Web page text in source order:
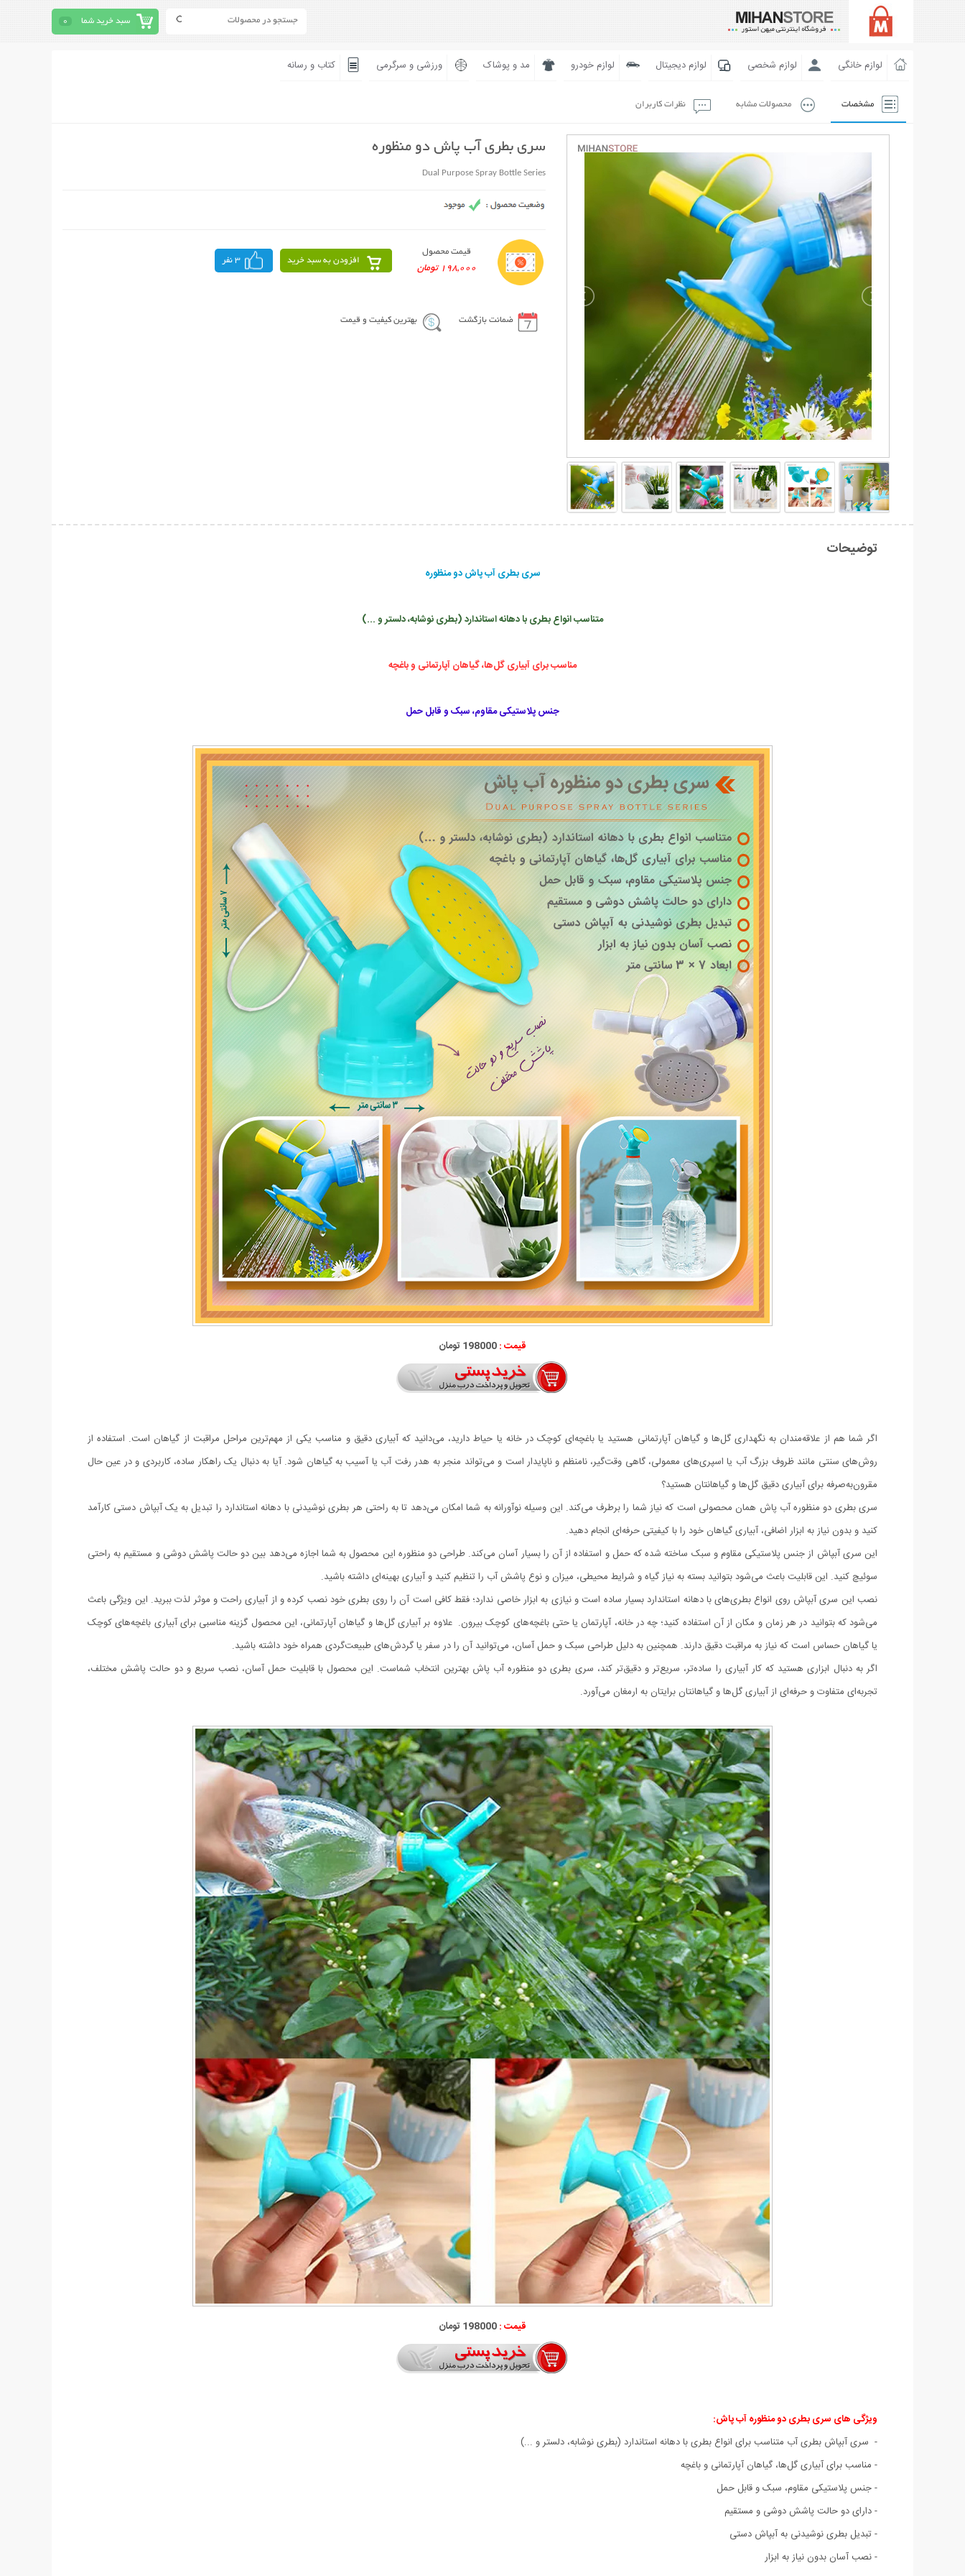
سبد خرید شما 0
لوازم خانگی لوازم شخصی لوازم دیجیتال لوازم خودرو مد و پوشاک ورزشی و سرگرمی کتاب و رسانه
مشخصات محصولات مشابه نظرات کاربران
سری بطری آب پاش دو منظوره
Dual Purpose Spray Bottle Series
قیمت محصول
198,000 تومان
افزودن به سبد خرید 3 نفر
ضمانت بازگشت بهترین کیفیت و قیمت
توضیحات
سری بطری آب پاش دو منظوره
متناسب انواع بطری با دهانه استاندارد (بطری نوشابه، دلستر و ...)
مناسب برای آبیاری گل‌ها، گیاهان آپارتمانی و باغچه
جنس پلاستیکی مقاوم، سبک و قابل حمل
قیمت :198000 تومان
اگر شما هم از علاقه‌مندان به نگهداری گل‌ها و گیاهان آپارتمانی هستید یا باغچه‌ای کوچک در خانه یا حیاط دارید، می‌دانید که آبیاری دقیق و مناسب یکی از مهم‌ترین مراحل مراقبت از گیاهان است. استفاده از
روش‌های سنتی مانند ظروف بزرگ آب یا اسپری‌های معمولی، گاهی وقت‌گیر، نامنظم و ناپایدار است و می‌تواند منجر به هدر رفت آب یا آسیب به گیاهان شود. آیا به دنبال یک راهکار ساده، کاربردی و در عین حال
مقرون‌به‌صرفه برای آبیاری دقیق گل‌ها و گیاهانتان هستید؟
سری بطری دو منظوره آب پاش همان محصولی است که نیاز شما را برطرف می‌کند. این وسیله نوآورانه به شما امکان می‌دهد تا به راحتی هر بطری نوشیدنی با دهانه استاندارد را تبدیل به یک آبپاش دستی کارآمد
کنید و بدون نیاز به ابزار اضافی، آبیاری گیاهان خود را با کیفیتی حرفه‌ای انجام دهید.
این سری آبپاش از جنس پلاستیکی مقاوم و سبک ساخته شده که حمل و استفاده از آن را بسیار آسان می‌کند. طراحی دو منظوره این محصول به شما اجازه می‌دهد بین دو حالت پاشش دوشی و مستقیم به راحتی
سوئیچ کنید. این قابلیت باعث می‌شود بتوانید بسته به نیاز گیاه و شرایط محیطی، میزان و نوع پاشش آب را تنظیم کنید و آبیاری بهینه‌ای داشته باشید.
نصب این سری آبپاش روی انواع بطری‌های با دهانه استاندارد بسیار ساده است و نیازی به ابزار خاصی ندارد؛ فقط کافی است آن را روی بطری خود نصب کرده و از آبیاری راحت و موثر لذت ببرید. این ویژگی باعث
می‌شود که بتوانید در هر زمان و مکان از آن استفاده کنید؛ چه در خانه، آپارتمان یا حتی باغچه‌های کوچک بیرون. علاوه بر آبیاری گل‌ها و گیاهان آپارتمانی، این محصول گزینه مناسبی برای آبیاری باغچه‌های کوچک
یا گیاهان حساس است که نیاز به مراقبت دقیق دارند. همچنین به دلیل طراحی سبک و حمل آسان، می‌توانید آن را در سفر یا گردش‌های طبیعت‌گردی همراه خود داشته باشید.
اگر به دنبال ابزاری هستید که کار آبیاری را ساده‌تر، سریع‌تر و دقیق‌تر کند، سری بطری دو منظوره آب پاش بهترین انتخاب شماست. این محصول با قابلیت حمل آسان، نصب سریع و دو حالت پاشش مختلف،
تجربه‌ای متفاوت و حرفه‌ای از آبیاری گل‌ها و گیاهانتان برایتان به ارمغان می‌آورد.
قیمت :198000 تومان
ویژگی های سری بطری دو منظوره آب پاش:
- سری آبپاش بطری آب متناسب برای انواع بطری با دهانه استاندارد (بطری نوشابه، دلستر و ...)
- مناسب برای آبیاری گل‌ها، گیاهان آپارتمانی و باغچه
- جنس پلاستیکی مقاوم، سبک و قابل حمل
- دارای دو حالت پاشش دوشی و مستقیم
- تبدیل بطری نوشیدنی به آبپاش دستی
- نصب آسان بدون نیاز به ابزار